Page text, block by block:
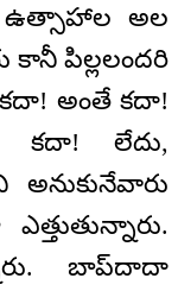
ఉత్సాహాల అల
కానీ పిల్లలందరి
కదా! అంతే కదా!
కదా! లేదు,
బాప్‍దాదా